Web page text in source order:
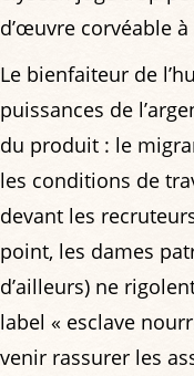
d’œuvre corvéable
Le bienfaiteur de
puissances de
du produit : le
les conditions de
devant les
point, les dames
d’ailleurs) ne
label « esclave
venir rassurer les